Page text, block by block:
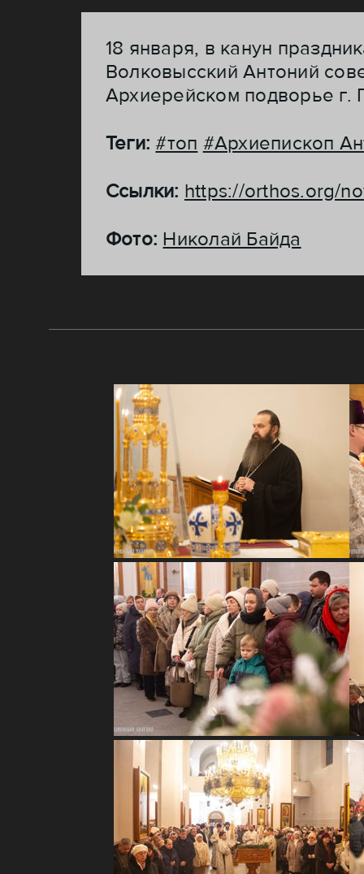
18 января, в канун
Волковысский Антоний
Архиерейском подворье г.
Теги:#топ #Архиепископ
Ссылки: https://orthos.org/
Фото: Николай Байда